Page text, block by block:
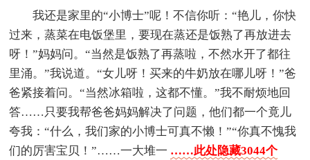
我还是家里的“小博士”呢！不信你听：“艳儿，你快
过来，蒸菜在电饭堡里，要现在蒸还是饭熟了再放进去
呀！”妈妈问。“当然是饭熟了再蒸啦，不然水开了都往
里涌。”我说道。“女儿呀！买来的牛奶放在哪儿呀！”爸
爸紧接着问。“当然冰箱啦，这都不懂。”我不耐烦地回
答……只要我帮爸爸妈妈解决了问题，他们都一个竟儿
夸我：“什么，我们家的小博士可真不懒！”“你真不愧我
们的厉害宝贝！”……一大堆一 ……此处隐藏3044个